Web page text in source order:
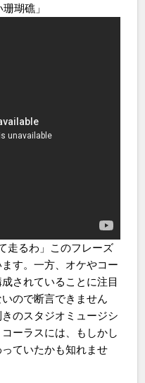
瑚礁」
走るわ」このフレーズ
す。一方、オケやコー
されていることに注目
ので断言できません
のスタジオミュージシ
ーラスには、もしかし
ていたかも知れませ